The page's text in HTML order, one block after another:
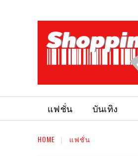
แฟชั่น บันเทิง
HOME แฟชั่น